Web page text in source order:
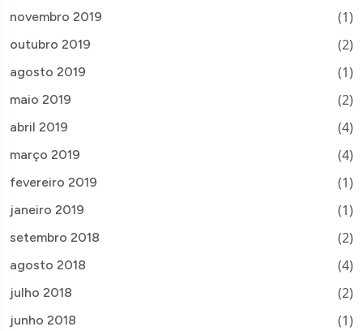
novembro 2019 (1)
outubro 2019 (2)
agosto 2019 (1)
maio 2019 (2)
abril 2019 (4)
março 2019 (4)
fevereiro 2019 (1)
janeiro 2019 (1)
setembro 2018 (2)
agosto 2018 (4)
julho 2018 (2)
junho 2018 (1)